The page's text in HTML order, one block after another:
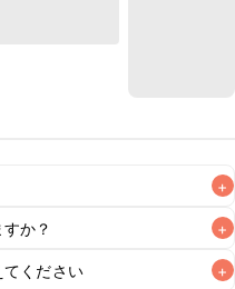
+
べくお早めにお召し上が
か？ +
は冷蔵で当日中が目安で
ください +